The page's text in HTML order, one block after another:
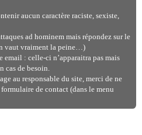
aucun caractère raciste, sexiste,
ad hominem mais répondez sur le
vaut vraiment la peine…)
email : celle-ci n’apparaitra pas mais
cas de besoin.
au responsable du site, merci de ne
de contact (dans le menu